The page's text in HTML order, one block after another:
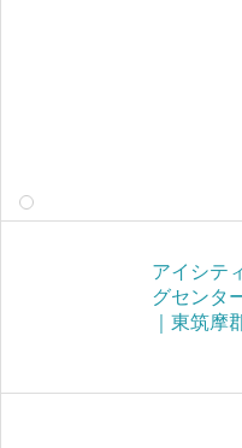
アイシテ
グセンタ
｜東筑摩